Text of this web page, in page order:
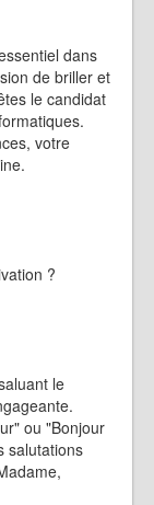
dans
de briller et
le candidat
votre
?
le
ou "Bonjour
salutations